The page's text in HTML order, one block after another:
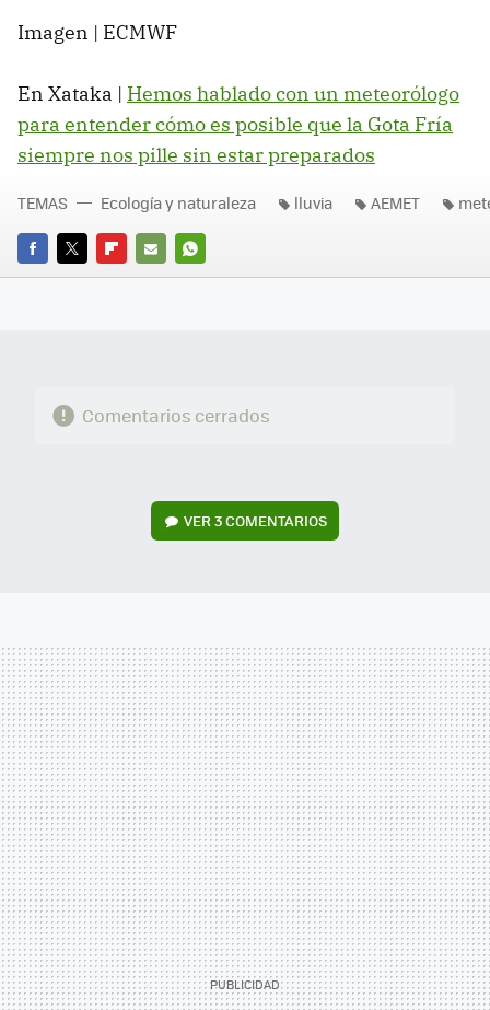
Imagen | ECMWF
En Xataka | Hemos hablado con un meteorólogo
para entender cómo es posible que la Gota Fría
siempre nos pille sin estar preparados
FACEBOOK
TWITTERFLIPBOARD
E-
WHATSAPP
TEMAS Ecología y naturaleza lluvia AEMET
Comentarios cerrados
VER3 COMENTARIOS